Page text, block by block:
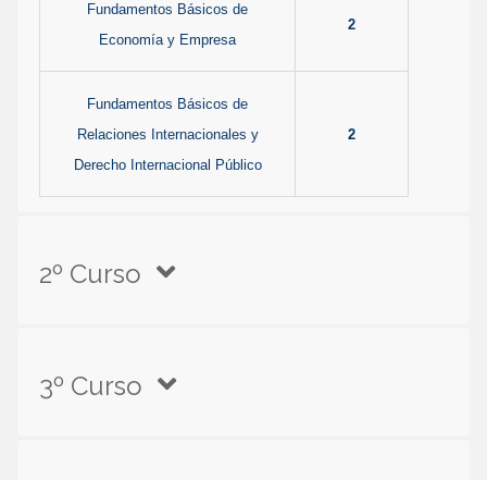
Fundamentos Básicos de
Economía y Empresa
2
Fundamentos Básicos de
Relaciones Internacionales y
Derecho Internacional Público
2
2º Curso
3º Curso